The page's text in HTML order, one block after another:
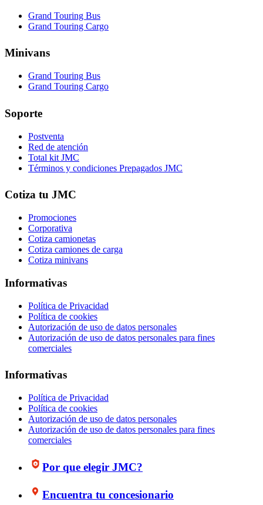
Grand Touring Bus
Grand Touring Cargo
Minivans
Grand Touring Bus
Grand Touring Cargo
Soporte
Postventa
Red de atención
Total kit JMC
Términos y condiciones Prepagados JMC
Cotiza tu JMC
Promociones
Corporativa
Cotiza camionetas
Cotiza camiones de carga
Cotiza minivans
Informativas
Política de Privacidad
Política de cookies
Autorización de uso de datos personales
Autorización de uso de datos personales para fines
comerciales
Informativas
Política de Privacidad
Política de cookies
Autorización de uso de datos personales
Autorización de uso de datos personales para fines
comerciales
Por que elegir JMC?
Encuentra tu concesionario